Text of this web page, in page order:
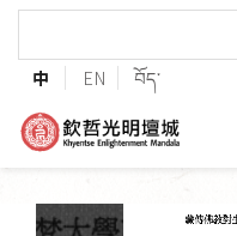
中 EN བོད་
緣起與願景
法王與上師的祝福
護持協會